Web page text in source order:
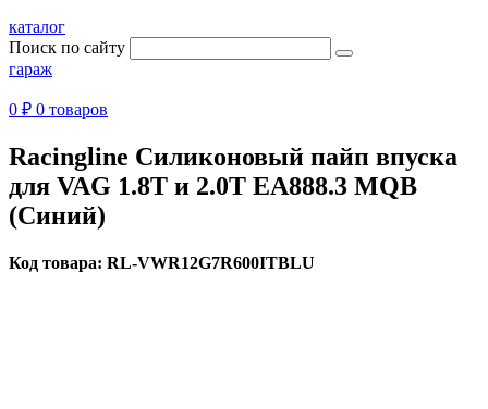
каталог
Поиск по сайту
гараж
0 ₽ 0 товаров
Racingline Силиконовый пайп впуска
для VAG 1.8T и 2.0T EA888.3 MQB
(Синий)
Код товара: RL-VWR12G7R600ITBLU